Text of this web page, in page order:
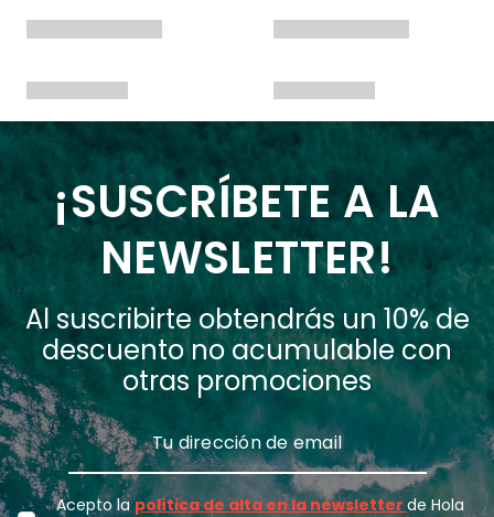
¡SUSCRÍBETE A LA
NEWSLETTER!
Al suscribirte obtendrás un 10% de
descuento no acumulable con
otras promociones
Acepto lapolítica de alta en la newsletter de Hola